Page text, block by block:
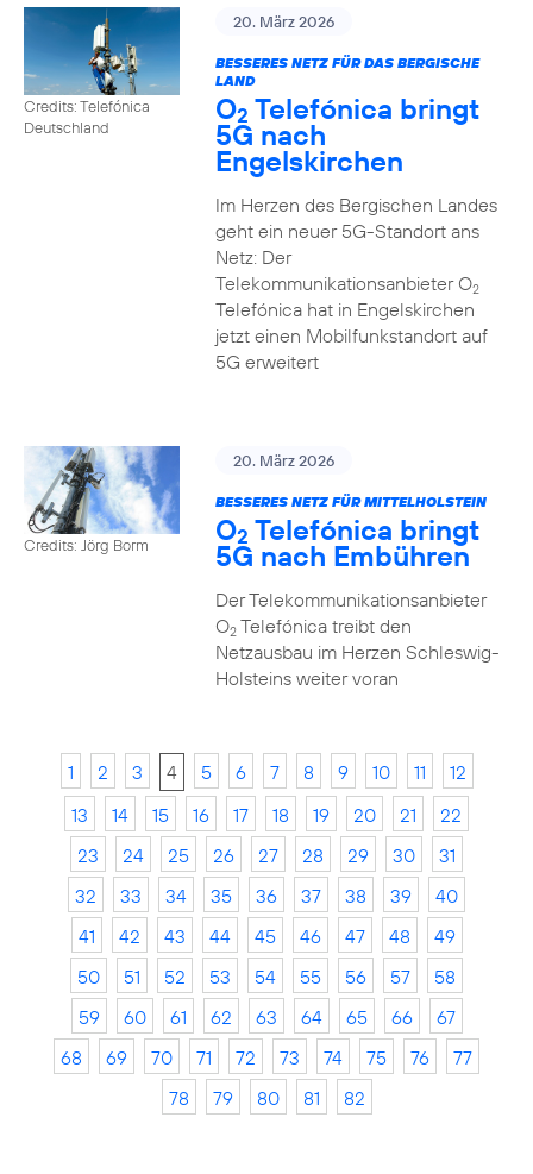
Credits: Telefónica
Deutschland
20. März 2026
BESSERES NETZ FÜR DAS BERGISCHE
LAND
O2 Telefónica bringt
5G nach
Engelskirchen
Im Herzen des Bergischen Landes
geht ein neuer 5G-Standort ans
Netz: Der
Telekommunikationsanbieter O2
Telefónica hat in Engelskirchen
jetzt einen Mobilfunkstandort auf
5G erweitert
Credits: Jörg Borm
20. März 2026
BESSERES NETZ FÜR MITTELHOLSTEIN
O2 Telefónica bringt
5G nach Embühren
Der Telekommunikationsanbieter
O2Telefónica treibt den
Netzausbau im Herzen Schleswig-
Holsteins weiter voran
1 2 3 4 5 6 7 8 9 10 11
12
13
14 15 16 17 18 19 20 21
22
23
24 25 26 27 28 29 30
31
32
33 34 35 36 37 38 39
40
41
42 43 44 45 46 47 48
49
50
51 52 53 54 55 56 57
58
59
60 61 62 63 64 65 66
67
68
69 70 71 72 73 74 75 76
77
78
79 80 81 82